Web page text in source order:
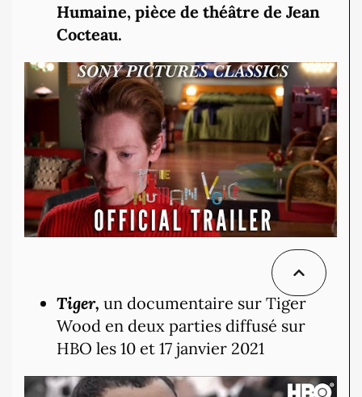
Humaine, pièce de théâtre de Jean
Cocteau.
Tiger, un documentaire sur Tiger
Wood en deux parties diffusé sur
HBO les 10 et 17 janvier 2021